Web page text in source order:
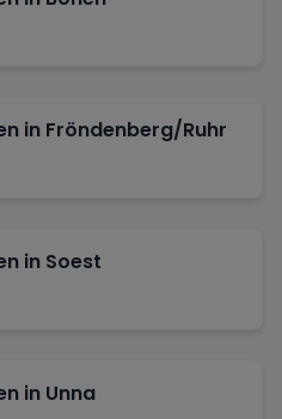
in Fröndenberg/Ruhr
in Soest
in Unna